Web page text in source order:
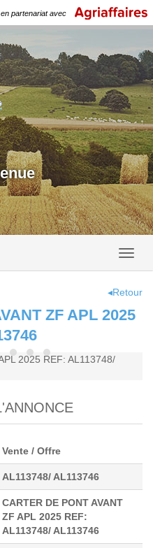
en partenariat avec
◂Retour
ZF APL 2025
Vente / Offre
AL113748/ AL113746
CARTER DE PONT AVANT
ZF APL 2025 REF:
AL113748/ AL113746